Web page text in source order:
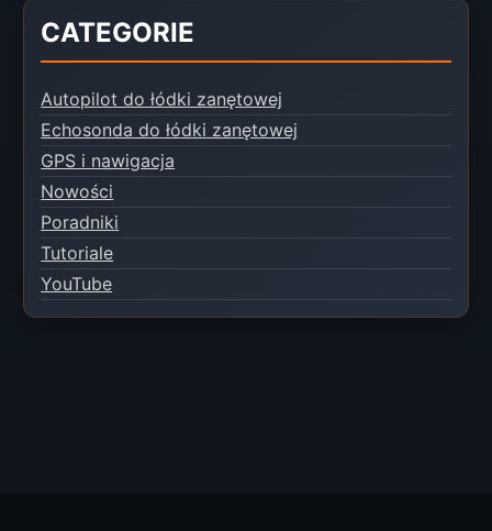
CATEGORIE
Autopilot do łódki zanętowej
Echosonda do łódki zanętowej
GPS i nawigacja
Nowości
Poradniki
Tutoriale
YouTube